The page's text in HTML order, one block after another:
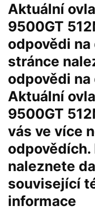
Aktuální
9500GT
odpovědi
stránce
odpovědi
Aktuální
9500GT
vás ve více
odpovědích.
naleznete
související
informace